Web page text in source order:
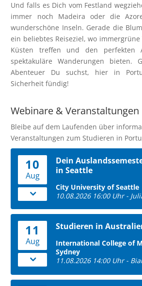
Und falls es Dich vom Festland
immer noch Madeira oder die
wunderschöne Inseln. Gerade die
ein beliebtes Reiseziel, wo
Küsten treffen und den perfekten
spektakuläre Wanderungen bieten.
Abenteuer Du suchst, hier in
Sicherheit fündig!
Webinare & Veranstaltungen
Bleibe auf dem Laufenden über
Veranstaltungen zum Studieren in
Dein
in Seattle
City University of Seattle
10.08.2026 16:00 Uhr -
10
Aug
Studieren in
International College of
Sydney
11.08.2026 14:00 Uhr -
11
Aug